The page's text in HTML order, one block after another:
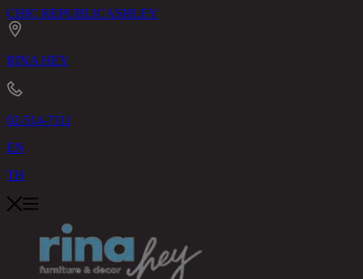
CHIC REPUBLICASHLEY
RINA HEY
02-514-7111
EN
TH